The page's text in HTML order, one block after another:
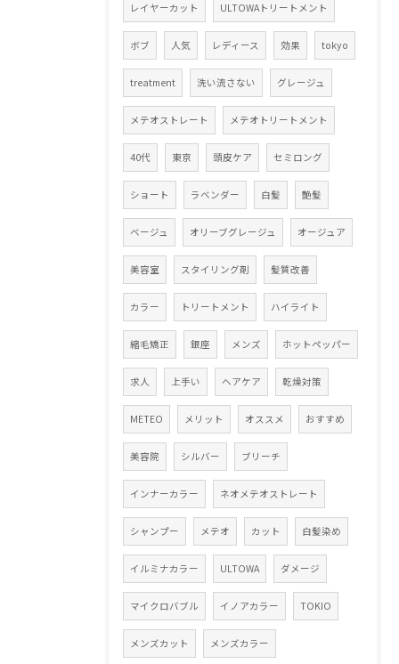
レイヤーカット ULTOWAトリートメント
ボブ 人気 レディース 効果 tokyo
treatment 洗い流さない グレージュ
メテオストレート メテオトリートメント
40代 東京 頭皮ケア セミロング
ショート ラベンダー 白髪 艶髪
ベージュ オリーブグレージュ オージュア
美容室 スタイリング剤 髪質改善
カラー トリートメント ハイライト
縮毛矯正 銀座 メンズ ホットペッパー
求人 上手い ヘアケア 乾燥対策
METEO メリット オススメ おすすめ
美容院 シルバー ブリーチ
インナーカラー ネオメテオストレート
シャンプー メテオ カット 白髪染め
イルミナカラー ULTOWA ダメージ
マイクロバブル イノアカラー TOKIO
メンズカット メンズカラー